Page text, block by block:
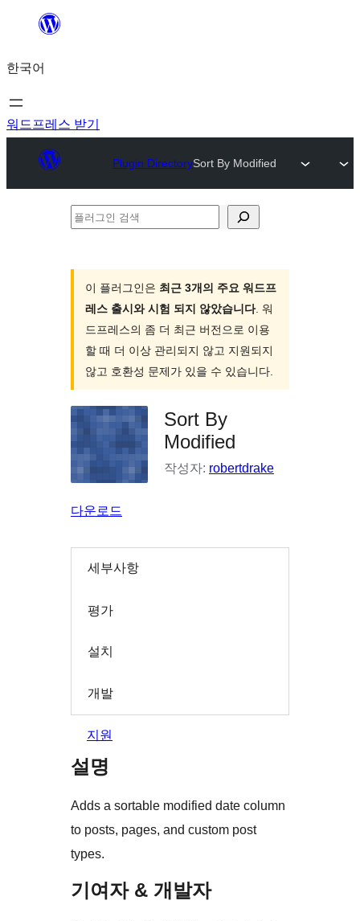
츠
로
바
기
한국어
워드프레스 받기
Plugin DirectorySort By Modified
플
이 플러그인은 최근 3개의 주요 워드프
레스 출시와 시험 되지 않았습니다. 워
드프레스의 좀 더 최근 버전으로 이용
할 때 더 이상 관리되지 않고 지원되지
않고 호환성 문제가 있을 수 있습니다.
Sort By
Modified
작성자: robertdrake
다운로드
세부사항
평가
설치
개발
지원
설명
Adds a sortable modified date column
to posts, pages, and custom post
types.
기여자 & 개발자